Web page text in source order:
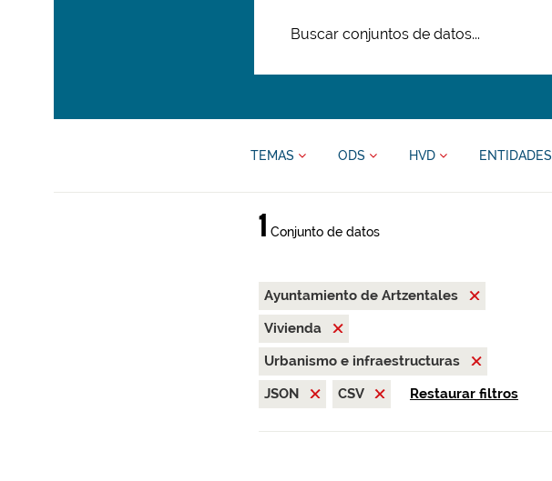
TEMAS ODS HVD ENTIDADES
1 Conjunto de datos
Ayuntamiento de Artzentales
Vivienda
Urbanismo e infraestructuras
JSON
CSV Restaurar filtros